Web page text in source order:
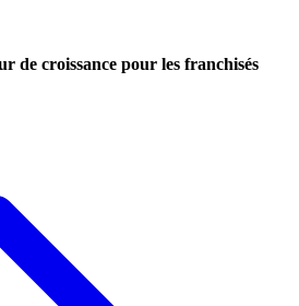
de croissance pour les franchisés